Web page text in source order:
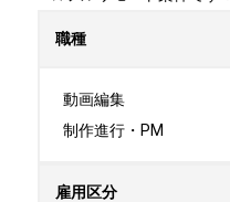
職種
動画編集
制作進行・PM
雇用区分